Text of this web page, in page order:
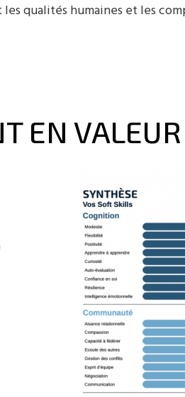
qualités humaines et les
EN